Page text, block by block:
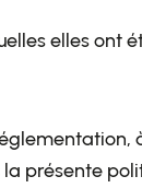
elles ont
présente